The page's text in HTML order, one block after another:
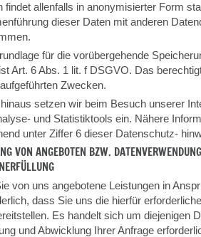
findet allenfalls in anonymisierter Form
dieser Daten mit anderen
für die vorübergehende
Art. 6 Abs. 1 lit. f DSGVO. Das
Zwecken.
setzen wir beim Besuch unserer
und Statistiktools ein. Nähere
unter Ziffer 6 dieser Datenschutz-
VON ANGEBOTEN BZW.
von uns angebotene Leistungen in
dass Sie uns die hierfür
Es handelt sich um diejenigen
und Abwicklung Ihrer Anfrage